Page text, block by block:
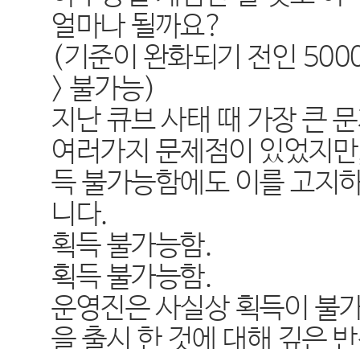
얼마나 될까요?
(기준이 완화되기 전인
>불가능)
지난 큐브 사태 때 가장 큰
여러가지 문제점이 있었지만
득 불가능함에도 이를 고지
니다.
획득 불가능함.
획득 불가능함.
운영진은 사실상 획득이 불
을 출시 한 것에 대해 깊은